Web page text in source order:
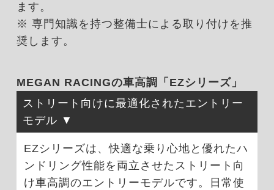
ます。
※ 専門知識を持つ整備士による取り付けを推
奨します。
MEGAN RACINGの車高調「EZシリーズ」
ストリート向けに最適化されたエントリー
モデル
EZシリーズは、快適な乗り心地と優れたハ
ンドリング性能を両立させたストリート向
け車高調のエントリーモデルです。日常使